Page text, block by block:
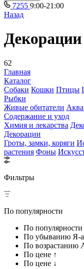
7255 9:00-21:00
Назад
62
Главная
Каталог
Собаки Кошки Птицы
Рыбки
Живые обитатели
Содержание и уход
Химия и лекарства
Декорации
Гроты, замки, коряги
растения Фоны
Фильтры
По популярности
По популярности
По убыванию Я-а
По возрастанию
По цене ↑
По цене ↓